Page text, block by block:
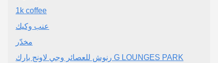
1k coffee
عنب وكيك
مخدّر
رنوش للعصائر وجي لاونج بارك G LOUNGES PARK